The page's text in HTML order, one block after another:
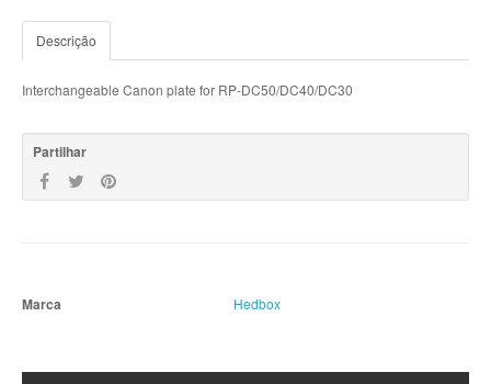
Descrição
Interchangeable Canon plate for RP-DC50/DC40/DC30
Partilhar
Marca Hedbox